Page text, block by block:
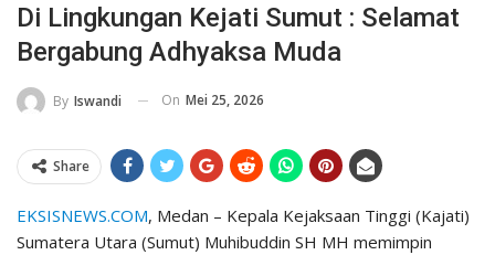
Di Lingkungan Kejati Sumut : Selamat
Bergabung Adhyaksa Muda
By Iswandi On Mei 25, 2026
Share
EKSISNEWS.COM, Medan – Kepala Kejaksaan Tinggi (Kajati)
Sumatera Utara (Sumut) Muhibuddin SH MH memimpin